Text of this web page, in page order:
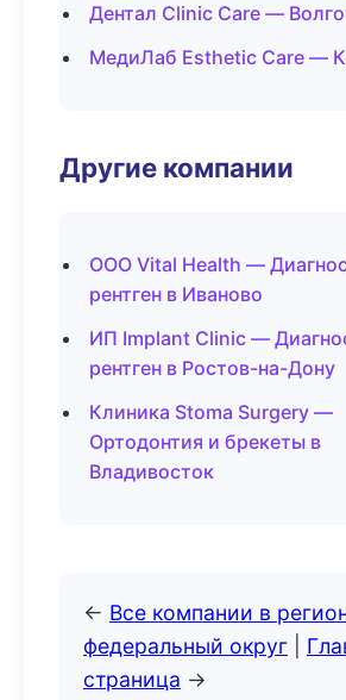
Дентал Clinic Care —
МедиЛаб Esthetic Care —
Другие компании
ООО Vital Health —
рентген в Иваново
ИП Implant Clinic —
рентген в Ростов-на-Дону
Клиника Stoma Surgery —
Ортодонтия и брекеты в
Владивосток
← Все компании в
федеральный округ
страница →